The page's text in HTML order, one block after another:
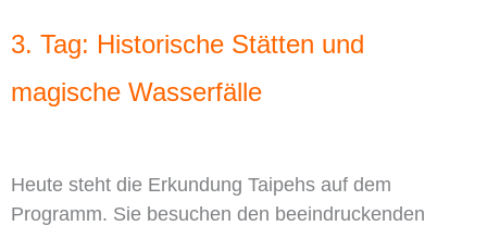
3. Tag: Historische Stätten und
magische Wasserfälle
Heute steht die Erkundung Taipehs auf dem
Programm. Sie besuchen den beeindruckenden